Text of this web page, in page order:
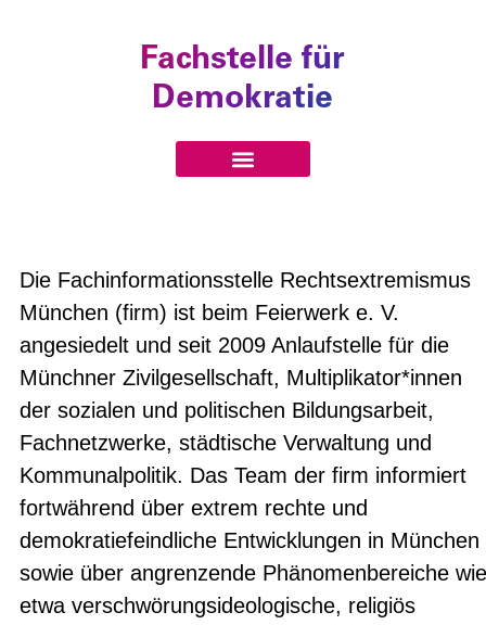
Fachstelle für
Demokratie
Die Fachinformationsstelle Rechtsextremismus
München (firm) ist beim Feierwerk e. V.
angesiedelt und seit 2009 Anlaufstelle für die
Münchner Zivilgesellschaft, Multiplikator*innen
der sozialen und politischen Bildungsarbeit,
Fachnetzwerke, städtische Verwaltung und
Kommunalpolitik. Das Team der firm informiert
fortwährend über extrem rechte und
demokratiefeindliche Entwicklungen in München
sowie über angrenzende Phänomenbereiche wie
etwa verschwörungsideologische, religiös